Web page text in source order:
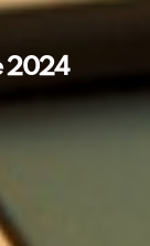
2024